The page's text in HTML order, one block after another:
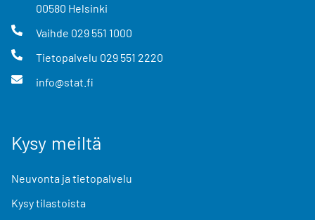
00580 Helsinki
Vaihde 029 551 1000
Tietopalvelu 029 551 2220
info@stat.fi
Kysy meiltä
Neuvonta ja tietopalvelu
Kysy tilastoista